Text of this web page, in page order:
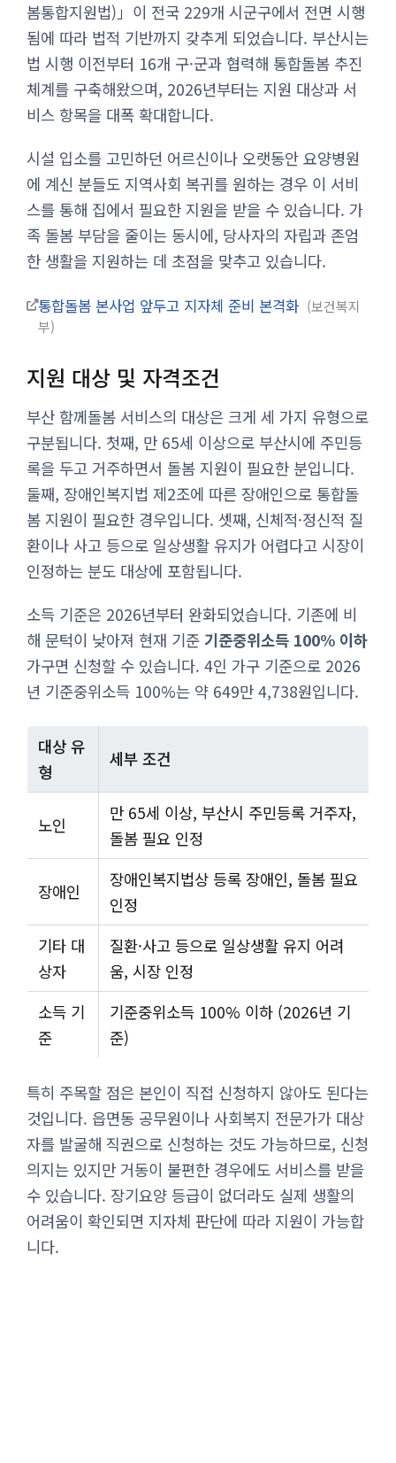
봄통합지원법)」이 전국 229개 시군구에서 전면 시행
됨에 따라 법적 기반까지 갖추게 되었습니다. 부산시는
법 시행 이전부터 16개 구·군과 협력해 통합돌봄 추진
체계를 구축해왔으며, 2026년부터는 지원 대상과 서
비스 항목을 대폭 확대합니다.
시설 입소를 고민하던 어르신이나 오랫동안 요양병원
에 계신 분들도 지역사회 복귀를 원하는 경우 이 서비
스를 통해 집에서 필요한 지원을 받을 수 있습니다. 가
족 돌봄 부담을 줄이는 동시에, 당사자의 자립과 존엄
한 생활을 지원하는 데 초점을 맞추고 있습니다.
통합돌봄 본사업 앞두고 지자체 준비 본격화
보건복지
부
지원 대상 및 자격조건
부산 함께돌봄 서비스의 대상은 크게 세 가지 유형으로
구분됩니다. 첫째, 만 65세 이상으로 부산시에 주민등
록을 두고 거주하면서 돌봄 지원이 필요한 분입니다.
둘째, 장애인복지법 제2조에 따른 장애인으로 통합돌
봄 지원이 필요한 경우입니다. 셋째, 신체적·정신적 질
환이나 사고 등으로 일상생활 유지가 어렵다고 시장이
인정하는 분도 대상에 포함됩니다.
소득 기준은 2026년부터 완화되었습니다. 기존에 비
해 문턱이 낮아져 현재 기준 기준중위소득 100% 이하
가구면 신청할 수 있습니다. 4인 가구 기준으로 2026
년 기준중위소득 100%는 약 649만 4,738원입니다.
대상 유
형
세부 조건
노인
만 65세 이상, 부산시 주민등록 거주자,
돌봄 필요 인정
장애인
장애인복지법상 등록 장애인, 돌봄 필요
인정
기타 대
상자
질환·사고 등으로 일상생활 유지 어려
움, 시장 인정
소득 기
준
기준중위소득 100% 이하 (2026년 기
준)
특히 주목할 점은 본인이 직접 신청하지 않아도 된다는
것입니다. 읍면동 공무원이나 사회복지 전문가가 대상
자를 발굴해 직권으로 신청하는 것도 가능하므로, 신청
의지는 있지만 거동이 불편한 경우에도 서비스를 받을
수 있습니다. 장기요양 등급이 없더라도 실제 생활의
어려움이 확인되면 지자체 판단에 따라 지원이 가능합
니다.